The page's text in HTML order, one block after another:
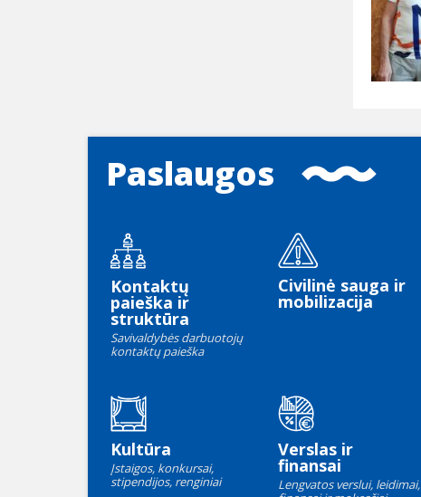
Paslaugos
Kontaktų
paieška ir
struktūra
Savivaldybės darbuotojų
kontaktų paieška
Civilinė sauga ir
mobilizacija
Kultūra
Įstaigos, konkursai,
stipendijos, renginiai
Verslas ir
finansai
Lengvatos verslui, leidimai,